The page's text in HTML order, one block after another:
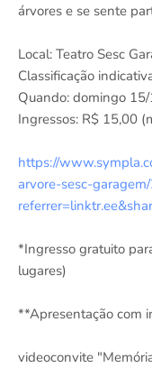
árvores e se sente
Local: Teatro Sesc
Classificação
Quando: domingo
Ingressos: R$ 15,00
https://
arvore-sesc-
*Ingresso gratuito
lugares)
**Apresentação com
videoconvite